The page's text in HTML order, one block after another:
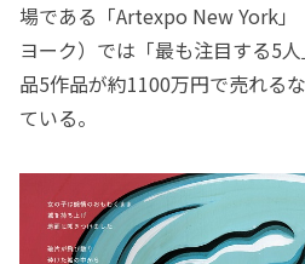
場である「Artexpo New York」
ヨーク）では「最も注目する5
品5作品が約1100万円で売れる
ている。